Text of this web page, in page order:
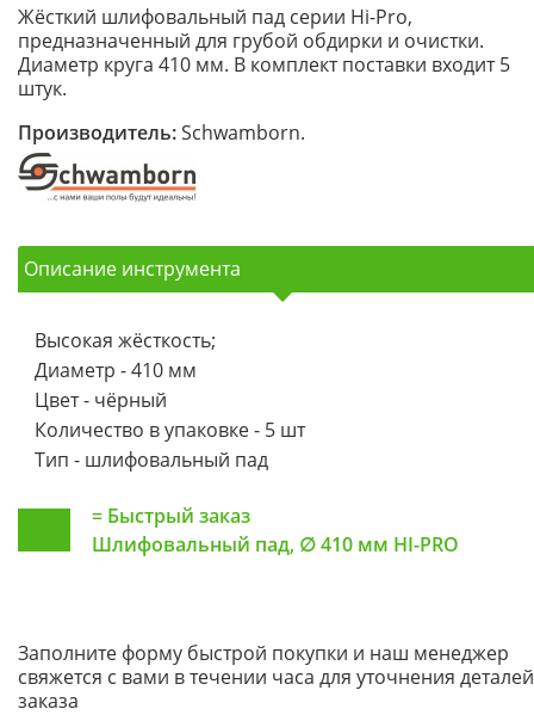
Жёсткий шлифовальный пад серии Hi-Pro,
предназначенный для грубой обдирки и очистки.
Диаметр круга 410 мм. В комплект поставки входит 5
штук.
Производитель:Schwamborn.
Описание инструмента
Высокая жёсткость;
Диаметр - 410 мм
Цвет - чёрный
Количество в упаковке - 5 шт
Тип - шлифовальный пад
= Быстрый заказ
Шлифовальный пад, ∅ 410 мм HI-PRO
Заполните форму быстрой покупки и наш менеджер
свяжется с вами в течении часа для уточнения деталей
заказа